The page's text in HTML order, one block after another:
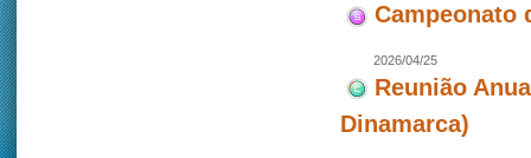
Campeonato
2026/04/25
Reunião
Dinamarca)